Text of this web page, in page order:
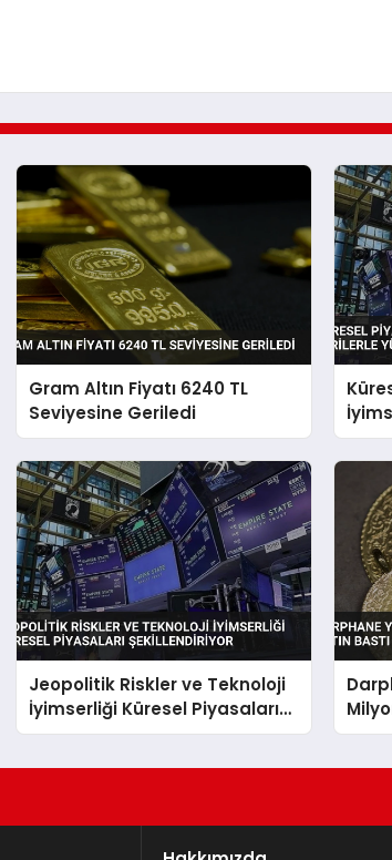
Gram Altın Fiyatı 6240 TL
Seviyesine Geriledi
Jeopolitik Riskler ve Teknoloji
İyimserliği Küresel Piyasaları
Şekillendiriyor